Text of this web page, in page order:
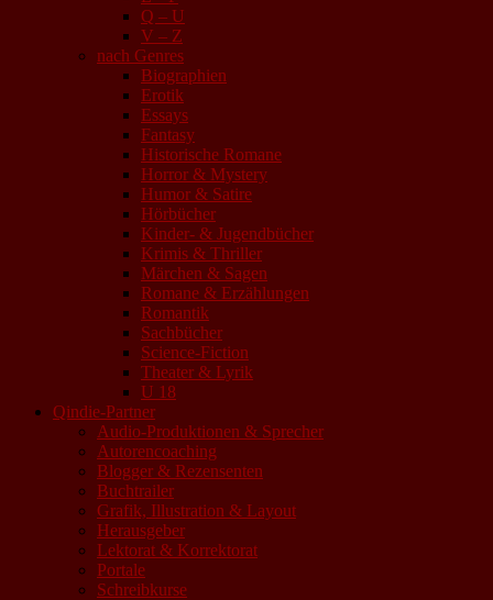
Q – U
V – Z
nach Genres
Biographien
Erotik
Essays
Fantasy
Historische Romane
Horror & Mystery
Humor & Satire
Hörbücher
Kinder- & Jugendbücher
Krimis & Thriller
Märchen & Sagen
Romane & Erzählungen
Romantik
Sachbücher
Science-Fiction
Theater & Lyrik
U 18
Qindie-Partner
Audio-Produktionen & Sprecher
Autorencoaching
Blogger & Rezensenten
Buchtrailer
Grafik, Illustration & Layout
Herausgeber
Lektorat & Korrektorat
Portale
Schreibkurse